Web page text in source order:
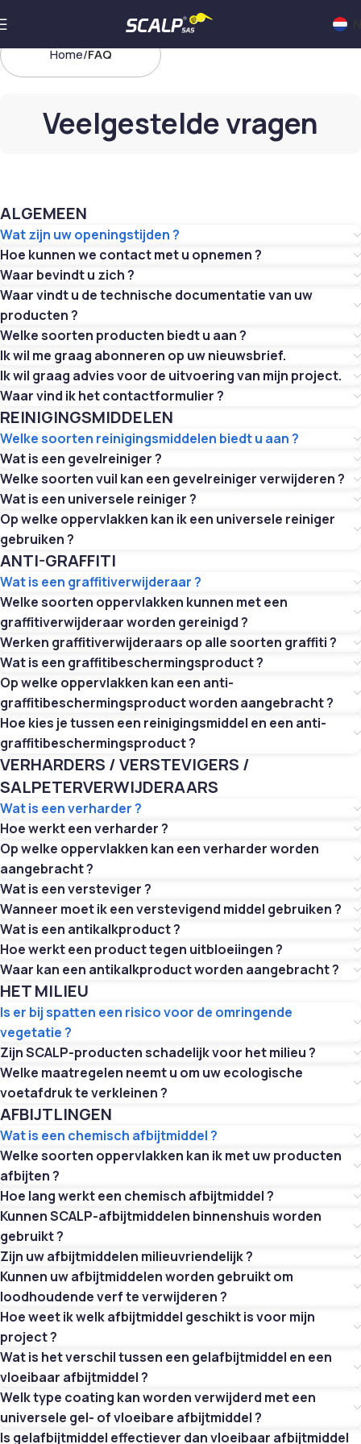
Home FAQ
Veelgestelde vragen
ALGEMEEN
Wat zijn uw openingstijden ?
Hoe kunnen we contact met u opnemen ?
Waar bevindt u zich ?
Waar vindt u de technische documentatie van uw
producten ?
Welke soorten producten biedt u aan ?
Ik wil me graag abonneren op uw nieuwsbrief.
Ik wil graag advies voor de uitvoering van mijn project.
Waar vind ik het contactformulier ?
REINIGINGSMIDDELEN
Welke soorten reinigingsmiddelen biedt u aan ?
Wat is een gevelreiniger ?
Welke soorten vuil kan een gevelreiniger verwijderen ?
Wat is een universele reiniger ?
Op welke oppervlakken kan ik een universele reiniger
gebruiken ?
ANTI-GRAFFITI
Wat is een graffitiverwijderaar ?
Welke soorten oppervlakken kunnen met een
graffitiverwijderaar worden gereinigd ?
Werken graffitiverwijderaars op alle soorten graffiti ?
Wat is een graffitibeschermingsproduct ?
Op welke oppervlakken kan een anti-
graffitibeschermingsproduct worden aangebracht ?
Hoe kies je tussen een reinigingsmiddel en een anti-
graffitibeschermingsproduct ?
VERHARDERS / VERSTEVIGERS /
SALPETERVERWIJDERAARS
Wat is een verharder ?
Hoe werkt een verharder ?
Op welke oppervlakken kan een verharder worden
aangebracht ?
Wat is een versteviger ?
Wanneer moet ik een verstevigend middel gebruiken ?
Wat is een antikalkproduct ?
Hoe werkt een product tegen uitbloeiingen ?
Waar kan een antikalkproduct worden aangebracht ?
HET MILIEU
Is er bij spatten een risico voor de omringende
vegetatie ?
Zijn SCALP-producten schadelijk voor het milieu ?
Welke maatregelen neemt u om uw ecologische
voetafdruk te verkleinen ?
AFBIJTLINGEN
Wat is een chemisch afbijtmiddel ?
Welke soorten oppervlakken kan ik met uw producten
afbijten ?
Hoe lang werkt een chemisch afbijtmiddel ?
Kunnen SCALP-afbijtmiddelen binnenshuis worden
gebruikt ?
Zijn uw afbijtmiddelen milieuvriendelijk ?
Kunnen uw afbijtmiddelen worden gebruikt om
loodhoudende verf te verwijderen ?
Hoe weet ik welk afbijtmiddel geschikt is voor mijn
project ?
Wat is het verschil tussen een gelafbijtmiddel en een
vloeibaar afbijtmiddel ?
Welk type coating kan worden verwijderd met een
universele gel- of vloeibare afbijtmiddel ?
Is gelafbijtmiddel effectiever dan vloeibaar afbijtmiddel